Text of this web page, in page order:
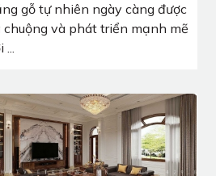
gỗ tự nhiên ngày càng được
chuộng và phát triển mạnh mẽ
...